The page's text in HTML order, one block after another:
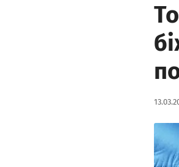
Data